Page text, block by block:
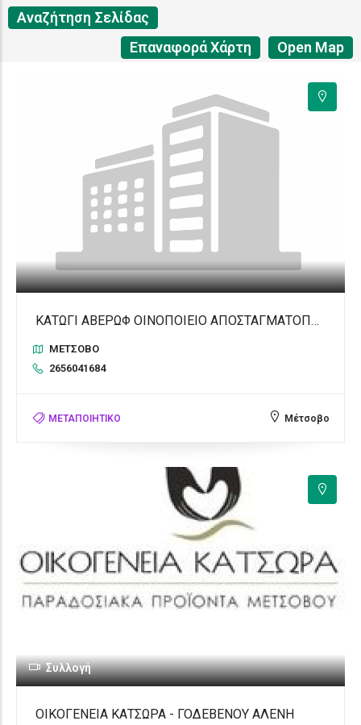
Αναζήτηση Σελίδας
Επαναφορά Χάρτη
Open Map
ΚΑΤΏΓΙ ΑΒΈΡΩΦ ΟΙΝΟΠΟΙΕΊΟ ΑΠΟΣΤΑΓΜΑΤΟΠΟΙΕΊΟ
ΜΈΤΣΟΒΟ
2656041684
ΜΕΤΑΠΟΙΗΤΙΚΟ Μέτσοβο
Συλλογή
ΟΙΚΟΓΕΝΕΙΑ ΚΑΤΣΩΡΑ - ΓΟΔΕΒΕΝΟΥ ΑΛΕΝΗ
2